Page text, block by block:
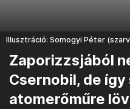
Illusztráció: Somogyi Péter
Zaporizzsjából
Csernobil, de
atomerőműre